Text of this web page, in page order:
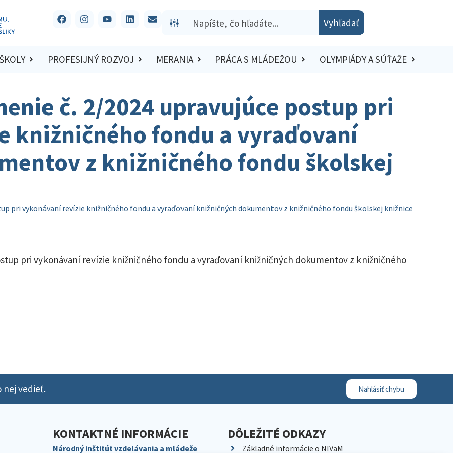
Vyhľadať
PROFESIJNÝ ROZVOJ MERANIA PRÁCA S MLÁDEŽOU OLYMPIÁDY A SÚŤAŽE
č. 2/2024 upravujúce postup pri
knižničného fondu a vyraďovaní
z knižničného fondu školskej
pri vykonávaní revízie knižničného fondu a vyraďovaní knižničných dokumentov z knižničného fondu školskej knižnice
pri vykonávaní revízie knižničného fondu a vyraďovaní knižničných dokumentov z knižničného
nej vedieť. Nahlásiť chybu
KONTAKTNÉ INFORMÁCIE
Národný inštitút vzdelávania a mládeže
DÔLEŽITÉ ODKAZY
Základné informácie o NIVaM